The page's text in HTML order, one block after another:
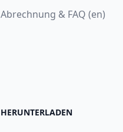
Abrechnung & FAQ (en)
HERUNTERLADEN